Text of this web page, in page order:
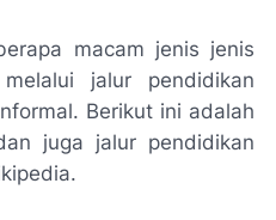
macam jenis jenis
jalur pendidikan
Berikut ini adalah
juga jalur pendidikan
.